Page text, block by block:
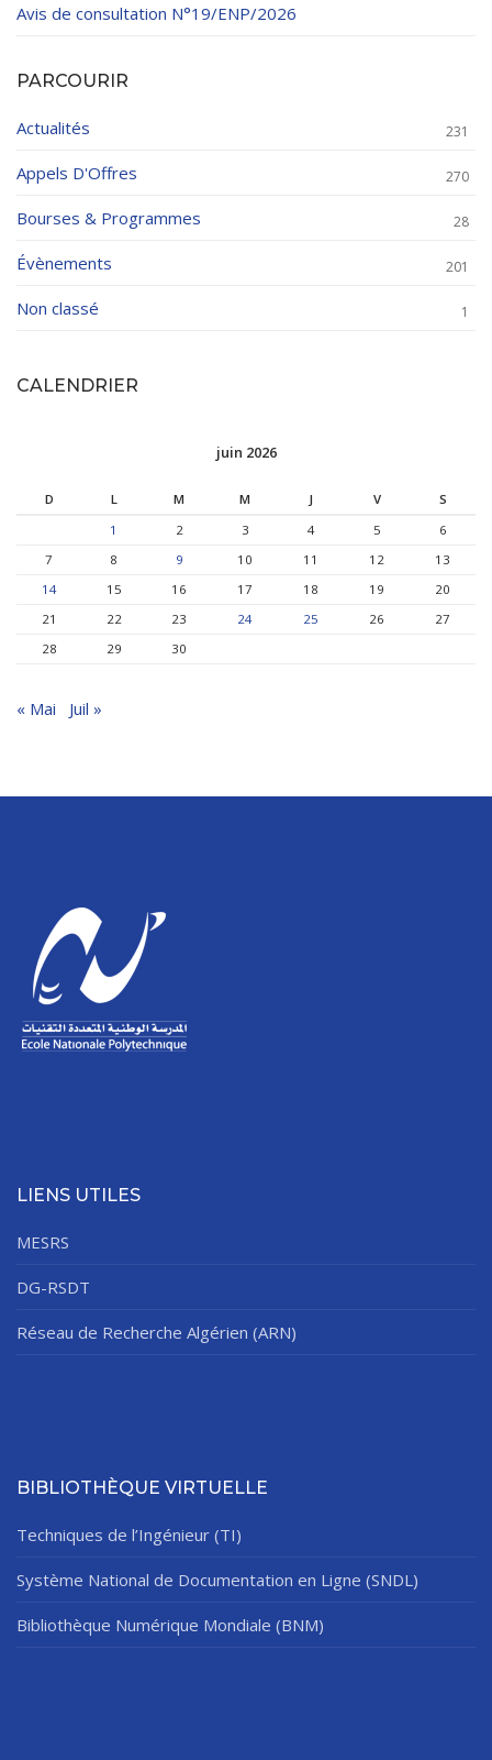
Avis de consultation N°19/ENP/2026
PARCOURIR
Actualités 231
Appels D'Offres 270
Bourses & Programmes 28
Évènements 201
Non classé 1
CALENDRIER
juin 2026
D L M M J V
S
1
2 3 4 5
6
7
8 9 10 11 12
13
14
15 16 17 18 19
20
21
22 23 24 25 26
27
28
29 30
« Mai Juil »
LIENS UTILES
MESRS
DG-RSDT
Réseau de Recherche Algérien (ARN)
BIBLIOTHÈQUE VIRTUELLE
Techniques de l’Ingénieur (TI)
Système National de Documentation en Ligne (SNDL)
Bibliothèque Numérique Mondiale (BNM)